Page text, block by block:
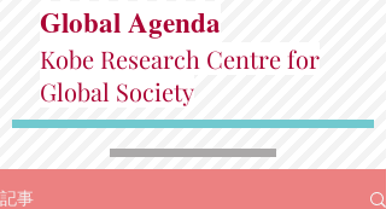
Global Agenda
Kobe Research Centre for
Global Society
記事